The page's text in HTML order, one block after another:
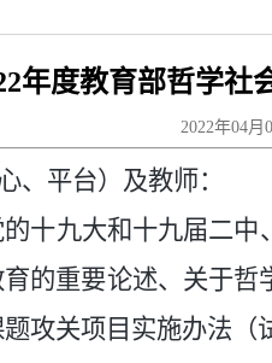
年度教育部哲学社
2022年04
、平台）及教师：
十九大和十九届二
的重要论述、关于
攻关项目实施办法